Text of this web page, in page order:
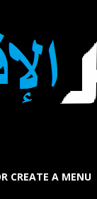
CREATE A MENU